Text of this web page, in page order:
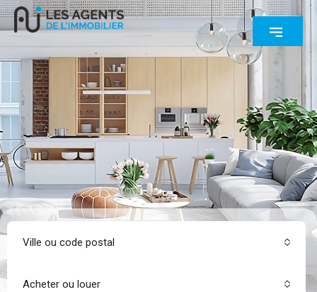
Ville ou code postal
Acheter ou louer